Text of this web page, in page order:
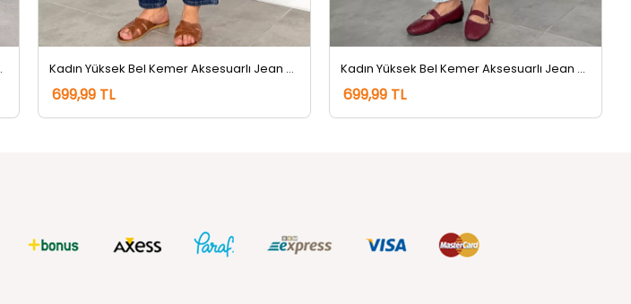
Kadın Yüksek Bel Kemer Aksesuarlı Jean Kot Pantolon Lacivert
699,99 TL 699,99 TL